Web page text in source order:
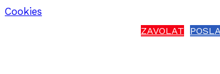
Cookies
ZAVOLAT